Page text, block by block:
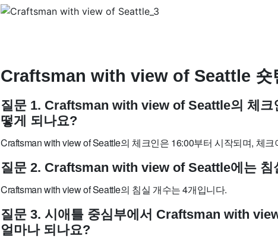
Craftsman with view of Seattle 숏
질문 1. Craftsman with view of Seattle의 체크
떻게 되나요?
Craftsman with view of Seattle의 체크인은 16:00부터 시작되며, 체
질문 2. Craftsman with view of Seattle에는 침
Craftsman with view of Seattle의 침실 개수는 4개입니다.
질문 3. 시애틀 중심부에서 Craftsman with
얼마나 되나요?